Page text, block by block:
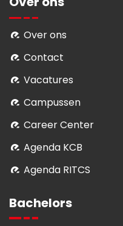
Over ons
Contact
Vacatures
Campussen
Career Center
Agenda KCB
Agenda RITCS
Bachelors